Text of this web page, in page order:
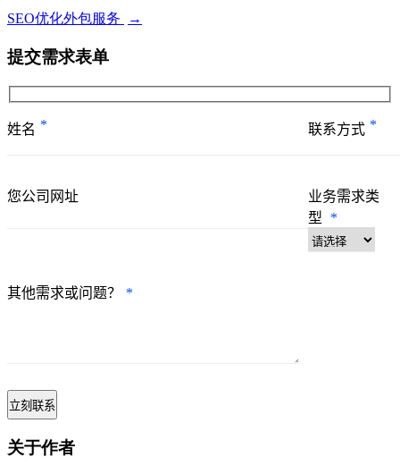
SEO优化外包服务 →
提交需求表单
姓名 * 联系方式 *
您公司网址
业务需求类
型
*
其他需求或问题？ *
关于作者